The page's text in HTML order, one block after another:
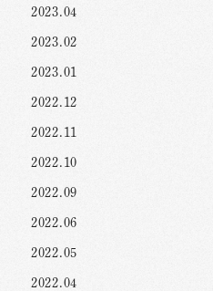
2023.04
2023.02
2023.01
2022.12
2022.11
2022.10
2022.09
2022.06
2022.05
2022.04